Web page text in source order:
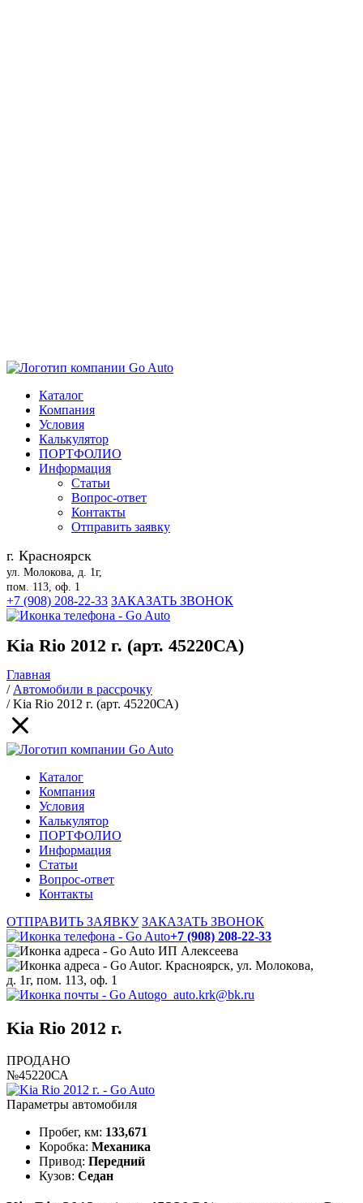
Каталог
Компания
Условия
Калькулятор
ПОРТФОЛИО
Информация
Статьи
Вопрос-ответ
Контакты
Отправить заявку
г. Красноярск
ул. Молокова, д. 1г,
пом. 113, оф. 1
+7 (908) 208-22-33 ЗАКАЗАТЬ ЗВОНОК
Kia Rio 2012 г. (арт. 45220СА)
Главная
/Автомобили в рассрочку
/Kia Rio 2012 г. (арт. 45220СА)
Каталог
Компания
Условия
Калькулятор
ПОРТФОЛИО
Информация
Статьи
Вопрос-ответ
Контакты
ОТПРАВИТЬ ЗАЯВКУ ЗАКАЗАТЬ ЗВОНОК
+7 (908) 208-22-33
ИП Алексеева
г. Красноярск, ул. Молокова,
д. 1г, пом. 113, оф. 1
go_auto.krk@bk.ru
Kia Rio 2012 г.
ПРОДАНО
№45220СА
Параметры автомобиля
Пробег, км: 133,671
Коробка: Механика
Привод: Передний
Кузов: Седан